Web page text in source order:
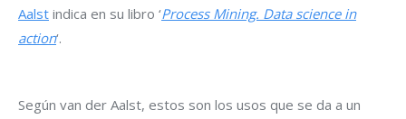
Aalst indica en su libro ‘Process Mining. Data science in
action‘.
Según van der Aalst, estos son los usos que se da a un